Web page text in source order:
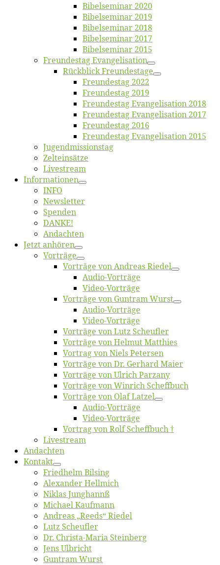
Bi­bel­se­mi­nar 2020
Bi­bel­se­mi­nar 2019
Bi­bel­se­mi­nar 2018
Bibelsemi­nar 2017
Bibelsemi­nar 2015
Freun­des­tag Evangelisation
Rück­blick Freundestage
Freun­des­tag 2022
Freun­des­tag 2019
Freun­des­tag Evan­ge­li­sa­ti­on 2018
Freun­des­tag Evan­ge­li­sa­ti­on 2017
Freun­des­tag 2016
Freun­des­tag Evan­ge­li­sa­ti­on 2015
Jugend­mis­sions­tag
Zelt­ein­sät­ze
Live­stream
Informatio­nen
INFO
News­let­ter
Spen­den
DANKE!
An­dach­ten
Jetzt an­hö­ren
Vor­trä­ge
Vor­trä­ge von An­dre­as Riedel
Au­dio-Vor­trä­ge
Vi­deo-Vor­trä­ge
Vor­trä­ge von Gun­tram Wurst
Au­dio-Vor­trä­ge
Vi­deo-Vor­trä­ge
Vor­trä­ge von Lutz Scheufler
Vor­trä­ge von Hel­mut Matthies
Vor­trag von Niels Petersen
Vor­trä­ge von Dr. Ger­hard Maier
Vor­trä­ge von Ul­rich Parzany
Vor­trä­ge von Win­rich Scheffbuch
Vor­trä­ge von Olaf Latzel
Au­dio-Vor­trä­ge
Vi­deo-Vor­trä­ge
Vor­trag von Rolf Scheffbuch †
Live­stream
An­dach­ten
Kon­takt
Fried­helm Bilsing
Alex­an­der Hellmich
Ni­klas Junghannß
Mi­cha­el Kaufmann
An­dre­as „Reeds“ Riedel
Lutz Scheuf­ler
Dr. Chris­­ta-Ma­ria Steinberg
Jens Ulb­richt
Gun­tram Wurst